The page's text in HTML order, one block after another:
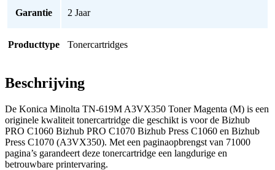
Garantie 2 Jaar
Producttype Tonercartridges
Beschrijving
De Konica Minolta TN-619M A3VX350 Toner Magenta (M) is een
originele kwaliteit tonercartridge die geschikt is voor de Bizhub
PRO C1060 Bizhub PRO C1070 Bizhub Press C1060 en Bizhub
Press C1070 (A3VX350). Met een paginaopbrengst van 71000
pagina’s garandeert deze tonercartridge een langdurige en
betrouwbare printervaring.